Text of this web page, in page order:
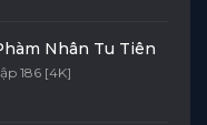
Nhân Tu Tiên
186 [4K]